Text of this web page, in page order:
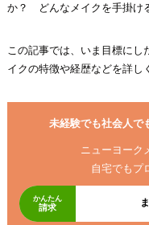
か？ どんなメイクを手掛け
この記事では、いま目標に
イクの特徴や経歴などを詳し
未経験でも社会人で
ニューヨーク
自宅でもプ
かんたん
請求